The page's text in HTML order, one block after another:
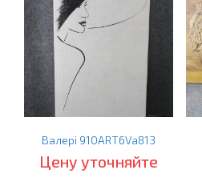
Валері 910ART6Va813
Цену уточняйте